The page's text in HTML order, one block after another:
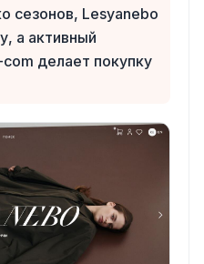
сезонов, Lesyanebo
а активный
делает покупку